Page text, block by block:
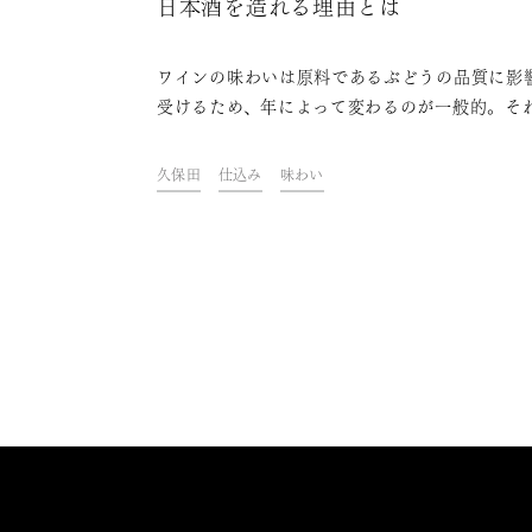
日本酒を造れる理由とは
ワインの味わいは原料であるぶどうの品質に影
受けるため、年によって変わるのが一般的。そ
うです。日本酒も米を原料としており、年によっ
米の品質は異なるはずなのに、どうしてそのよ
久保田 仕込み 味わい